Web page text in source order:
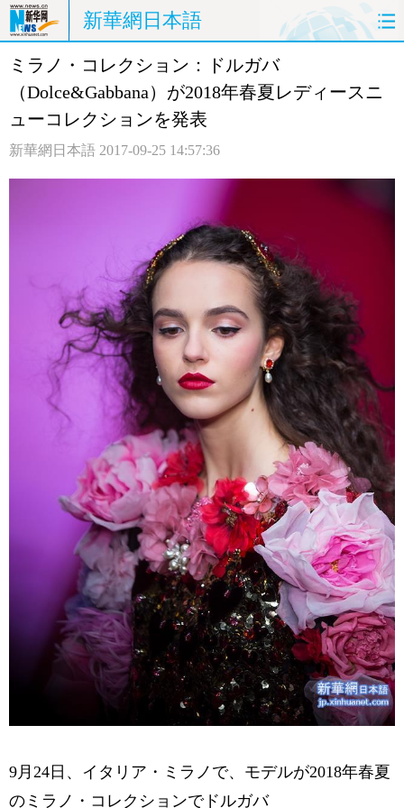
新華網日本語
ホームページ 政治
社会 文化
観光 評論
ミラノ・コレクション：ドルガバ
（Dolce&Gabbana）が2018年春夏レディースニ
ューコレクションを発表
新華網日本語 2017-09-25 14:57:36
9月24日、イタリア・ミラノで、モデルが2018年春夏
のミラノ・コレクションでドルガバ